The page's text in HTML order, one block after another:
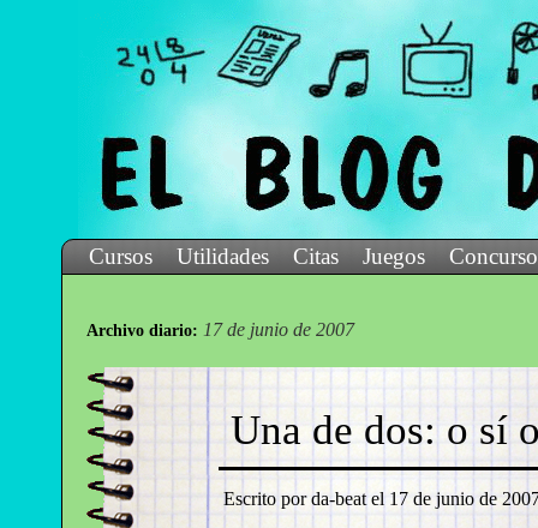
Cursos Utilidades Citas Juegos Concurso
Archivo diario: 17 de junio de 2007
Una de dos: o sí
Escrito por da-beat el 17 de junio de